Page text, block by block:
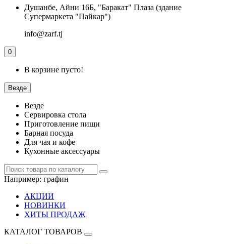
Душанбе, Айни 16Б, "Баракат" Плаза (здание
Супермаркета "Пайкар")
info@zarf.tj
0
В корзине пусто!
Везде
Везде
Сервировка стола
Приготовление пищи
Барная посуда
Для чая и кофе
Кухонные аксессуары
Например: графин
АКЦИИ
НОВИНКИ
ХИТЫ ПРОДАЖ
КАТАЛОГ ТОВАРОВ